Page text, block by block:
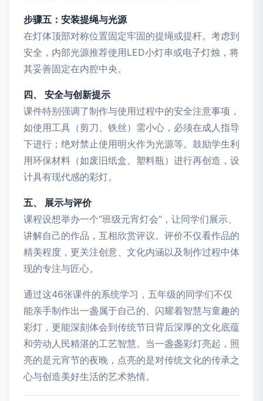
步骤五：安装提绳与光源
在灯体顶部对称位置固定牢固的提绳或提杆。考虑到
安全，内部光源推荐使用LED小灯串或电子灯烛，将
其妥善固定在内腔中央。
四、 安全与创新提示
课件特别强调了制作与使用过程中的安全注意事项，
如使用工具（剪刀、铁丝）需小心，必须在成人指导
下进行；绝对禁止使用明火作为光源等。鼓励学生利
用环保材料（如废旧纸盒、塑料瓶）进行再创造，设
计具有现代感的彩灯。
五、 展示与评价
课程设想举办一个“班级元宵灯会”，让同学们展示、
讲解自己的作品，互相欣赏评议。评价不仅看作品的
精美程度，更关注创意、文化内涵以及制作过程中体
现的专注与匠心。
通过这46张课件的系统学习，五年级的同学们不仅
能亲手制作出一盏属于自己的、闪耀着智慧与童趣的
彩灯，更能深刻体会到传统节日背后深厚的文化底蕴
和劳动人民精湛的工艺智慧。当一盏盏彩灯亮起，照
亮的是元宵节的夜晚，点亮的是对传统文化的传承之
心与创造美好生活的艺术热情。